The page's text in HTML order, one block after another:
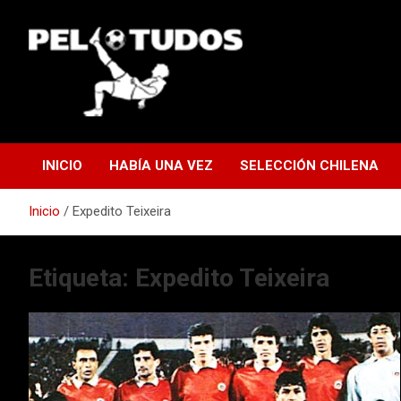
contenido
INICIO HABÍA UNA VEZ SELECCIÓN CHILENA
Inicio Expedito Teixeira
Etiqueta: Expedito Teixeira